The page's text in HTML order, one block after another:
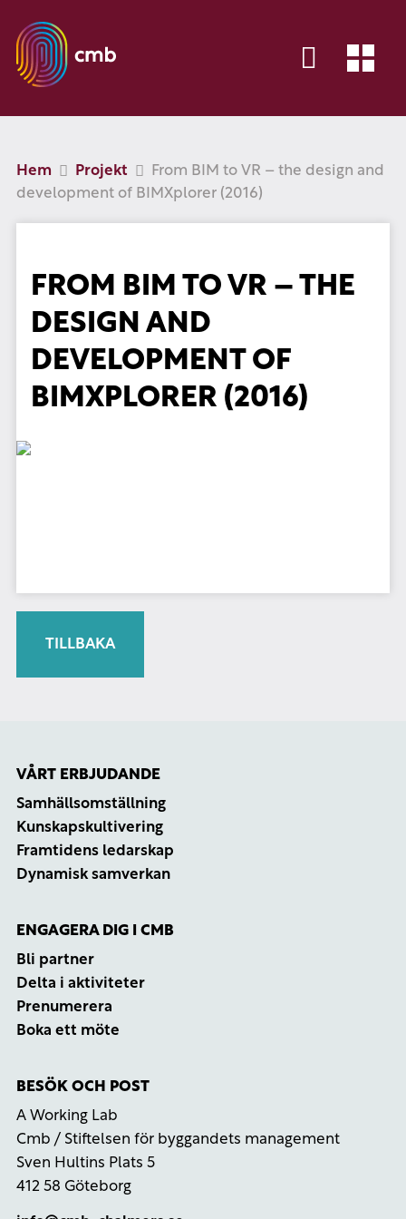
Hem Projekt
From BIM to VR – the design and
development of BIMXplorer (2016)
FROM BIM TO VR – THE
DESIGN AND
DEVELOPMENT OF
BIMXPLORER (2016)
TILLBAKA
VÅRT ERBJUDANDE
Samhällsomställning
Kunskapskultivering
Framtidens ledarskap
Dynamisk samverkan
ENGAGERA DIG I CMB
Bli partner
Delta i aktiviteter
Prenumerera
Boka ett möte
BESÖK OCH POST
A Working Lab
Cmb / Stiftelsen för byggandets management
Sven Hultins Plats 5
412 58 Göteborg